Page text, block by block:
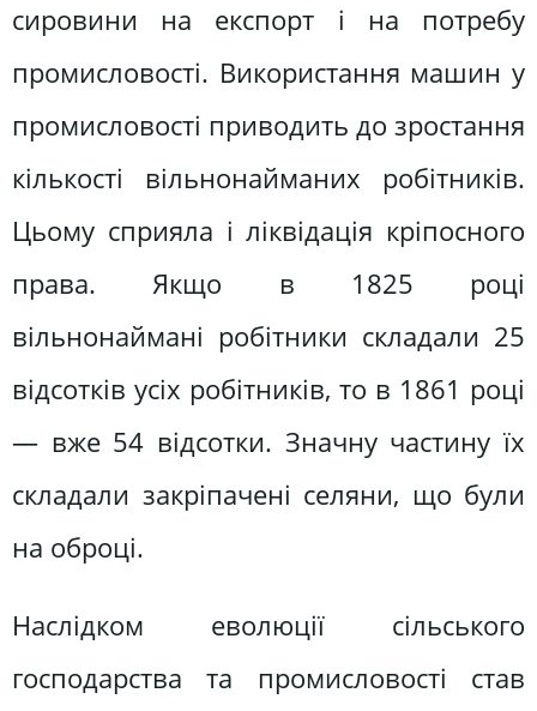
сировини на експорт і на потребу
промисловості. Використання машин у
промисловості приводить до зростання
кількості вільнонайманих робітників.
Цьому сприяла і ліквідація кріпосного
права. Якщо в 1825 році
вільнонаймані робітники складали 25
відсотків усіх робітників, то в 1861 році
— вже 54 відсотки. Значну частину їх
складали закріпачені селяни, що були
на оброці.
Наслідком еволюції сільського
господарства та промисловості став